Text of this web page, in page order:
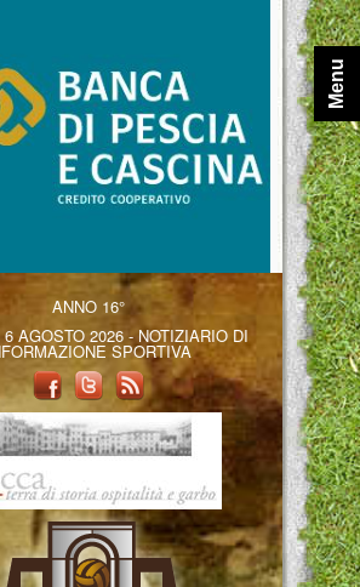
ANNO 16°
AGOSTO 2026 - NOTIZIARIO DI
SPORTIVA
Menu